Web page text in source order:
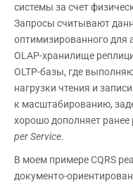
системы за счет
Запросы считывают
оптимизированного для
OLAP-хранилище
OLTP-базы, где
нагрузки чтения и
к масштабированию,
хорошо дополняет
perService.
В моем примере CQRS
документо-